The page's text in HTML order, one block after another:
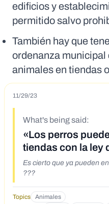
edificios y
permitido salvo
También hay que
ordenanza municipal
animales en tiendas
11/29/23
What's being said:
«Los perros
tiendas con la ley
Es cierto que ya pueden
???
Topics Animales